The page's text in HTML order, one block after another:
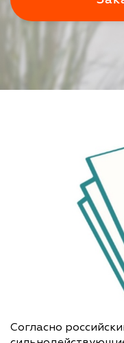
Согласно